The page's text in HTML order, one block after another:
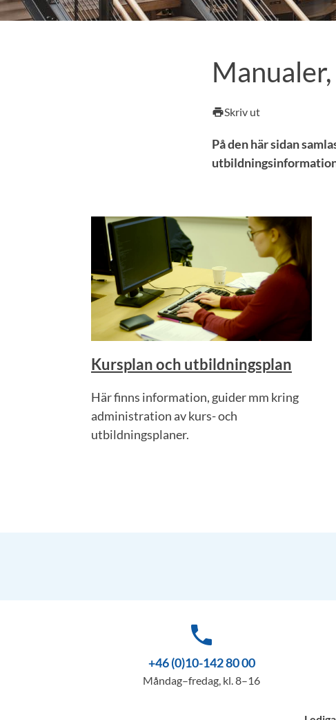
printSkriv ut
På den här sidan
Kursplan och utbildningsplan
Här finns information, guider mm kring
administration av kurs- och
utbildningsplaner.
phone
+46 (0)10-142 80 00
Måndag–fredag, kl. 8–16